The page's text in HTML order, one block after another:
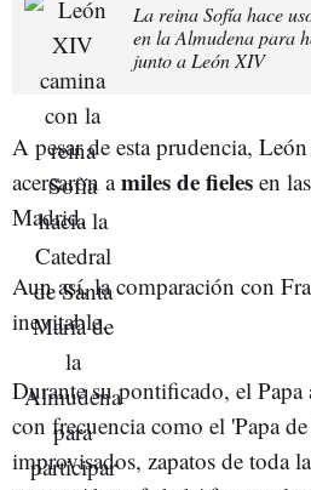
La reina Sofía hace
en la Almudena para
junto a León XIV
A pesar de esta prudencia,
acercaron amiles de fieles en
Madrid.
Aun así, la comparación con
inevitable.
Durante su pontificado, el
con frecuencia como el 'Papa
improvisados, zapatos de toda